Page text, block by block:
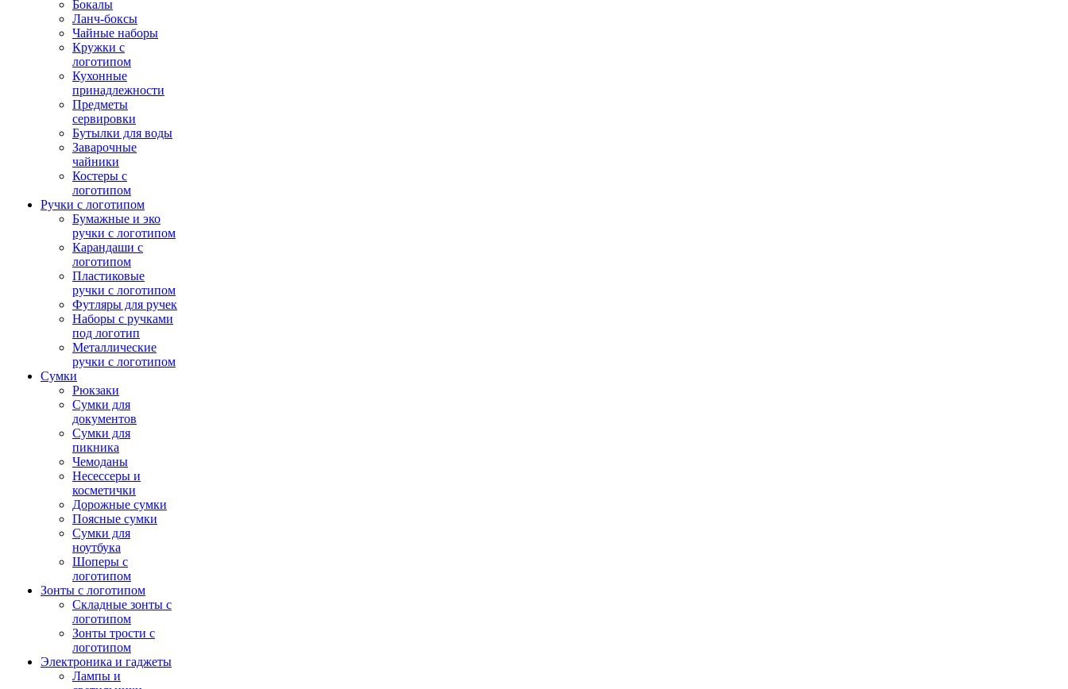
Бокалы
Ланч-боксы
Чайные наборы
Кружки с
логотипом
Кухонные
принадлежности
Предметы
сервировки
Бутылки для воды
Заварочные
чайники
Костеры с
логотипом
Ручки с логотипом
Бумажные и эко
ручки с логотипом
Карандаши с
логотипом
Пластиковые
ручки с логотипом
Футляры для ручек
Наборы с ручками
под логотип
Металлические
ручки с логотипом
Сумки
Рюкзаки
Сумки для
документов
Сумки для
пикника
Чемоданы
Несессеры и
косметички
Дорожные сумки
Поясные сумки
Сумки для
ноутбука
Шоперы с
логотипом
Зонты с логотипом
Складные зонты с
логотипом
Зонты трости с
логотипом
Электроника и гаджеты
Лампы и